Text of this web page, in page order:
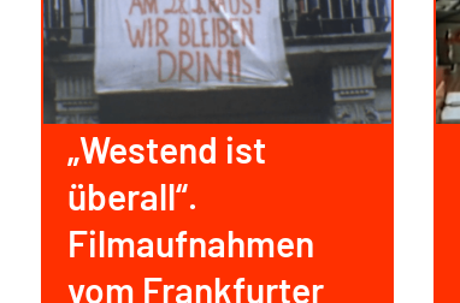
„Westend ist
überall“.
Filmaufnahmen
vom Frankfurter